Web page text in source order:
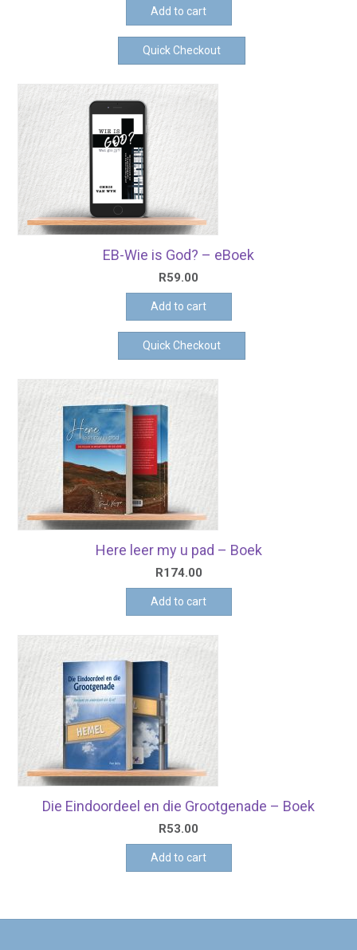
Add to cart
Quick Checkout
EB-Wie is God? – eBoek
R59.00
Add to cart
Quick Checkout
Here leer my u pad – Boek
R174.00
Add to cart
Die Eindoordeel en die Grootgenade – Boek
R53.00
Add to cart